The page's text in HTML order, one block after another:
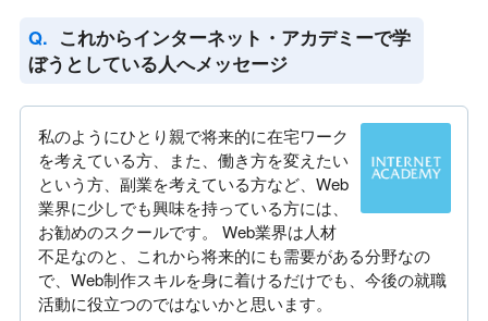
これからインターネット・アカデミーで学
ぼうとしている人へメッセージ
私のようにひとり親で将来的に在宅ワーク
を考えている方、また、働き方を変えたい
という方、副業を考えている方など、Web
業界に少しでも興味を持っている方には、
お勧めのスクールです。 Web業界は人材
不足なのと、これから将来的にも需要がある分野なの
で、Web制作スキルを身に着けるだけでも、今後の就職
活動に役立つのではないかと思います。